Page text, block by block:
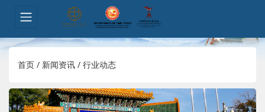
首页 / 新闻资讯 / 行业动态